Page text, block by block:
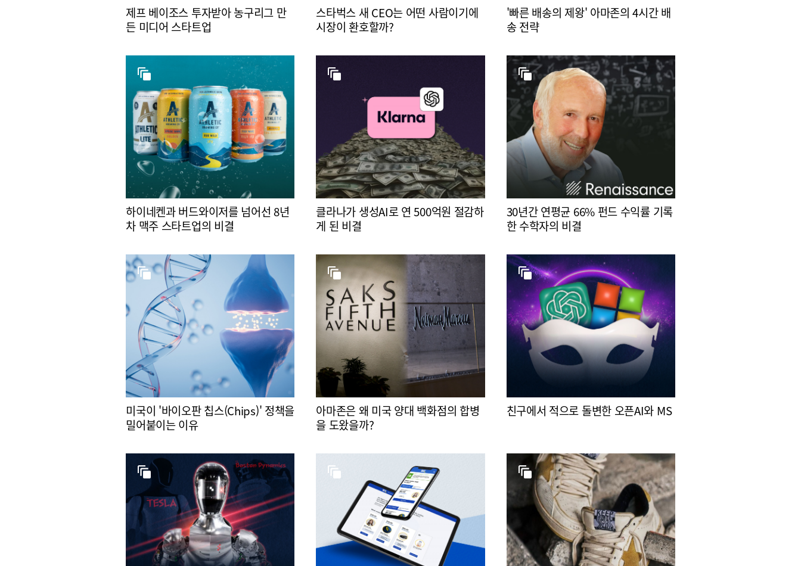
제프 베이조스 투자받아 농구리그 만
든 미디어 스타트업
스타벅스 새 CEO는 어떤 사람이기에
시장이 환호할까?
'빠른 배송의 제왕' 아마존의 4시간 배
송 전략
하이네켄과 버드와이저를 넘어선 8년
차 맥주 스타트업의 비결
클라나가 생성AI로 연 500억원 절감하
게 된 비결
30년간 연평균 66% 펀드 수익률 기록
한 수학자의 비결
미국이 '바이오판 칩스(Chips)' 정책을
밀어붙이는 이유
아마존은 왜 미국 양대 백화점의 합병
을 도왔을까?
친구에서 적으로 돌변한 오픈AI와 MS